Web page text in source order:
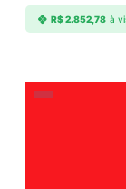
R$2.852,78 à